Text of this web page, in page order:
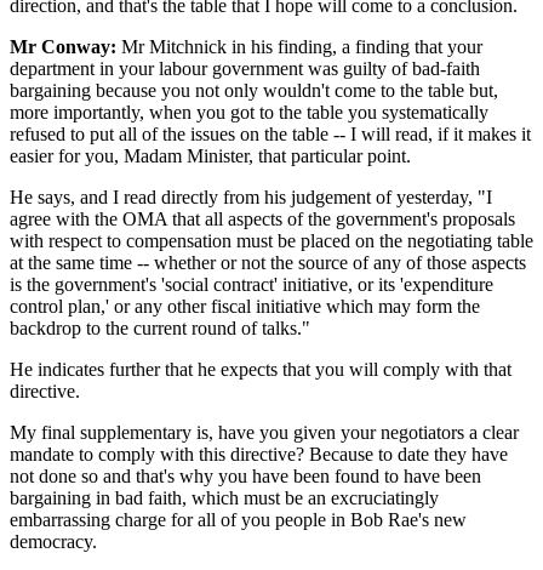
direction, and that's the table that I hope will come to a conclusion.
Mr Conway: Mr Mitchnick in his finding, a finding that your
department in your labour government was guilty of bad-faith
bargaining because you not only wouldn't come to the table but,
more importantly, when you got to the table you systematically
refused to put all of the issues on the table -- I will read, if it makes it
easier for you, Madam Minister, that particular point.
He says, and I read directly from his judgement of yesterday, "I
agree with the OMA that all aspects of the government's proposals
with respect to compensation must be placed on the negotiating table
at the same time -- whether or not the source of any of those aspects
is the government's 'social contract' initiative, or its 'expenditure
control plan,' or any other fiscal initiative which may form the
backdrop to the current round of talks."
He indicates further that he expects that you will comply with that
directive.
My final supplementary is, have you given your negotiators a clear
mandate to comply with this directive? Because to date they have
not done so and that's why you have been found to have been
bargaining in bad faith, which must be an excruciatingly
embarrassing charge for all of you people in Bob Rae's new
democracy.